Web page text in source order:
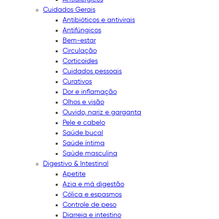
Cuidados Gerais
Antibióticos e antivirais
Antifúngicos
Bem-estar
Circulação
Corticoides
Cuidados pessoais
Curativos
Dor e inflamação
Olhos e visão
Ouvido, nariz e garganta
Pele e cabelo
Saúde bucal
Saúde íntima
Saúde masculina
Digestivo & Intestinal
Apetite
Azia e má digestão
Cólica e espasmos
Controle de peso
Diarreia e intestino